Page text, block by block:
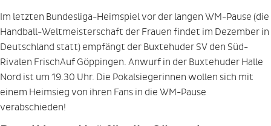
Im letzten Bundesliga-Heimspiel vor der langen WM-Pause (die
Handball-Weltmeisterschaft der Frauen findet im Dezember in
Deutschland statt) empfängt der Buxtehuder SV den Süd-
Rivalen FrischAuf Göppingen. Anwurf in der Buxtehuder Halle
Nord ist um 19.30 Uhr. Die Pokalsiegerinnen wollen sich mit
einem Heimsieg von ihren Fans in die WM-Pause
verabschieden!